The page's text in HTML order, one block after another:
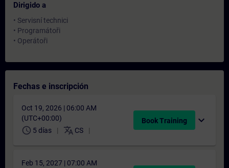
Dirigido a
• Servisní technici
• Programátoři
• Operátoři
Fechas e inscripción
Oct 19, 2026 | 06:00 AM
(UTC+00:00)
schedule 5 días translate CS
Book Training expand_more
Feb 15, 2027 | 07:00 AM